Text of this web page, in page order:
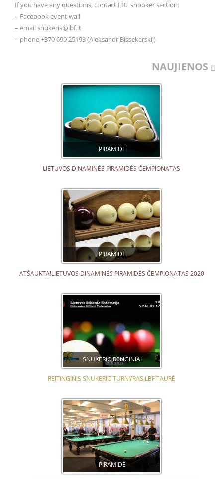
If you have any questions, contact LBF snooker section:
– Facebook event wall
– email snukeris@lbf.lt
– phone +370 699 25193 (Aleksandr Bissekerskij)
NAUJIENOS
PIRAMIDĖ
LIETUVOS DINAMINĖS PIRAMIDĖS ČEMPIONATAS
PIRAMIDĖ
ATŠAUKTA!LIETUVOS DINAMINĖS PIRAMIDĖS ČEMPIONATAS 2020
SNUKERIO RENGINIAI
REITINGINIS SNUKERIO TURNYRAS LBF TAURĖ
PIRAMIDĖ